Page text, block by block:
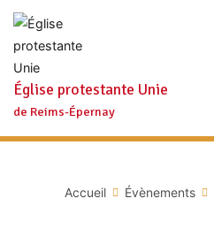
Aller
contenu
Église protestante Unie
de Reims-Épernay
Accueil Évènements